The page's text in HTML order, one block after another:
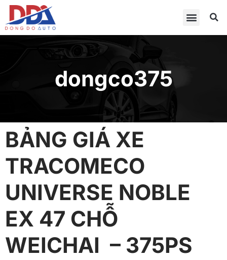
dongco375
BẢNG GIÁ XE
TRACOMECO
UNIVERSE NOBLE
EX 47 CHỖ
WEICHAI – 375PS